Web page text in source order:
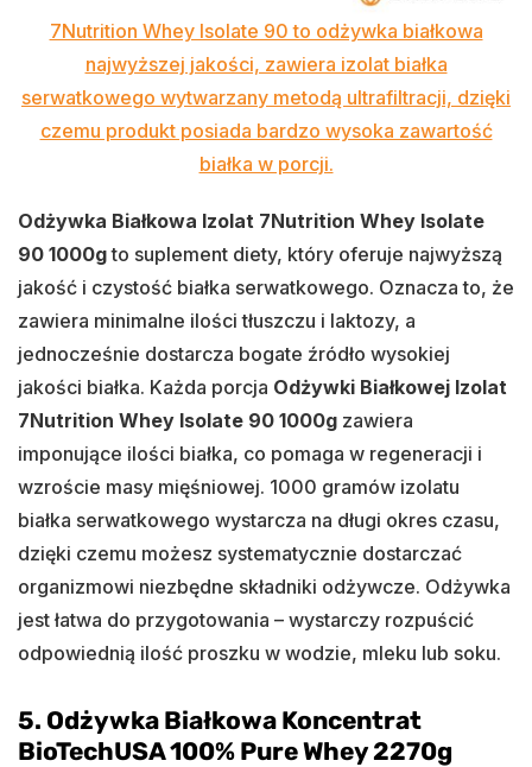
7Nutrition Whey Isolate 90 to odżywka białkowa
najwyższej jakości, zawiera izolat białka
serwatkowego wytwarzany metodą ultrafiltracji, dzięki
czemu produkt posiada bardzo wysoka zawartość
białka w porcji.
Odżywka Białkowa Izolat 7Nutrition Whey Isolate
90 1000gto suplement diety, który oferuje najwyższą
jakość i czystość białka serwatkowego. Oznacza to, że
zawiera minimalne ilości tłuszczu i laktozy, a
jednocześnie dostarcza bogate źródło wysokiej
jakości białka. Każda porcja Odżywki Białkowej Izolat
7Nutrition Whey Isolate 90 1000g zawiera
imponujące ilości białka, co pomaga w regeneracji i
wzroście masy mięśniowej. 1000 gramów izolatu
białka serwatkowego wystarcza na długi okres czasu,
dzięki czemu możesz systematycznie dostarczać
organizmowi niezbędne składniki odżywcze. Odżywka
jest łatwa do przygotowania – wystarczy rozpuścić
odpowiednią ilość proszku w wodzie, mleku lub soku.
5. Odżywka Białkowa Koncentrat
BioTechUSA 100% Pure Whey 2270g